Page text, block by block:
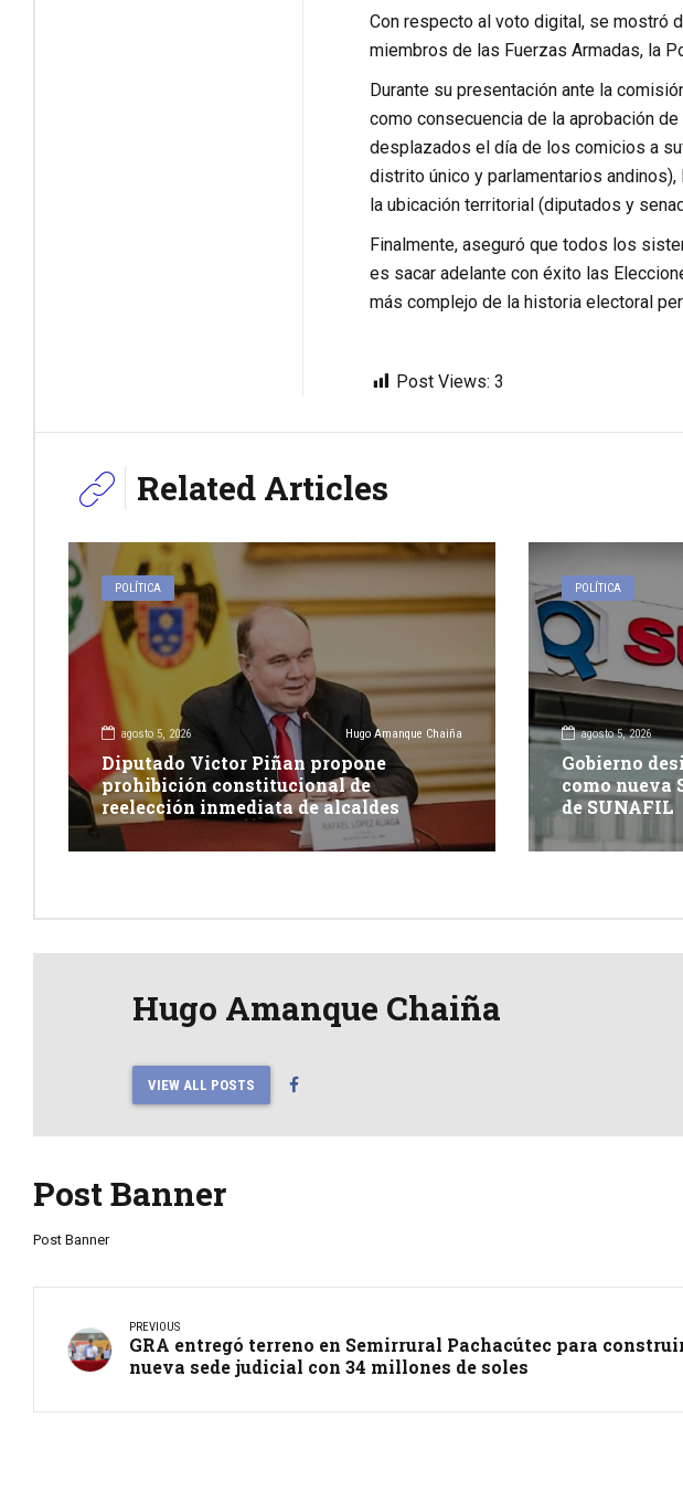
Con respecto al voto digital, se mostró
miembros de las Fuerzas Armadas, la
Durante su presentación ante la
como consecuencia de la aprobación
desplazados el día de los comicios a
distrito único y parlamentarios andinos),
la ubicación territorial (diputados y
Finalmente, aseguró que todos los
es sacar adelante con éxito las
más complejo de la historia electoral
Post Views: 3
Related Articles
POLÍTICA
agosto 5, 2026 Hugo Amanque Chaiña
Diputado Victor Piñan propone
prohibición constitucional de
reelección inmediata de alcaldes
POLÍTICA
agosto 5, 2026
Gobierno
como nueva
de SUNAFIL
Hugo Amanque Chaiña
VIEW ALL POSTS
Post Banner
Post Banner
PREVIOUS
GRA entregó terreno en Semirrural Pachacútec para
nueva sede judicial con 34 millones de soles